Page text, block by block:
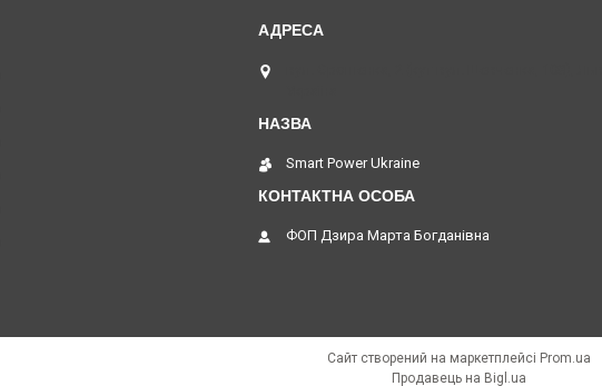
Smart Power Ukraine
ФОП Дзира Марта Богданівна
Сайт створений на маркетплейсі Prom.ua
Продавець на Bigl.ua